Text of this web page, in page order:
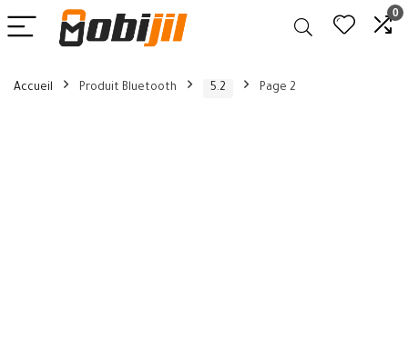
0
Accueil Produit Bluetooth 5.2 Page 2